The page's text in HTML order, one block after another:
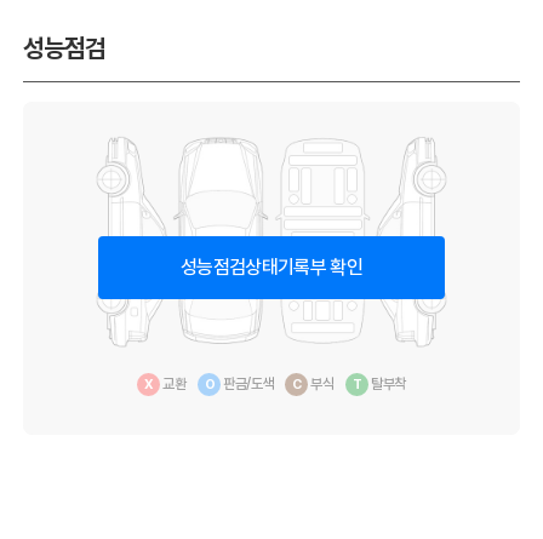
성능점검
X 교환 O 판금/도색 C 부식 T 탈부착
성능점검상태기록부 확인